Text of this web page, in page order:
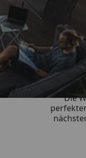
Rinneneinhang /
Traufbleche
Montage
Die
Grüße